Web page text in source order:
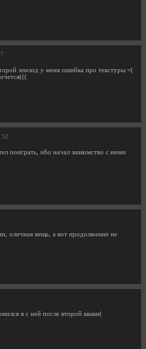
эпизод у меня ошибка про текстуры =(
поиграть, ибо начал знакомство с ними
оличная вещь, а вот продолжение не
я с ней после второй кваки(